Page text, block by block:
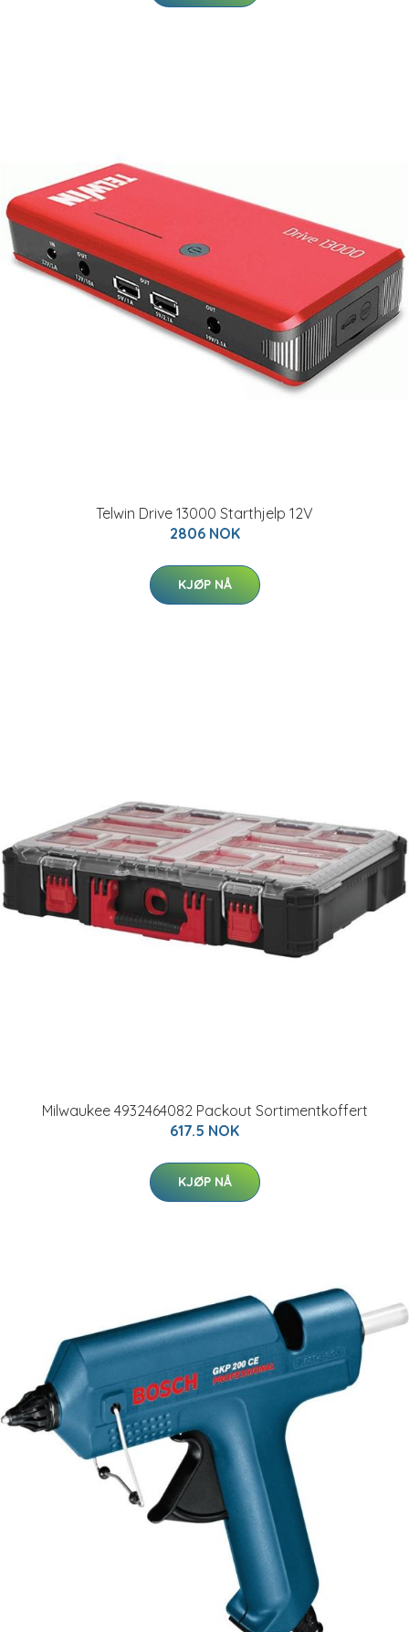
Telwin Drive 13000 Starthjelp 12V
2806 NOK
KJØP NÅ
Milwaukee 4932464082 Packout Sortimentkoffert
617.5 NOK
KJØP NÅ